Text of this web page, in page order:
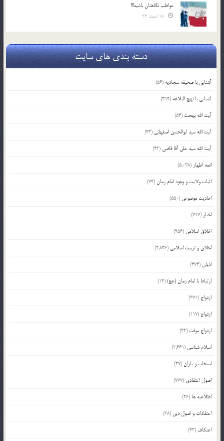
مواظب نگاهتان باشید!!!
دسته بندی های سایت
آشنایی با صحیفه سجادیه (56)
آشنایی با نهج البلاغه (392)
آیت الله بهجت (54)
آیت الله سید ابوالحسن اصفهانی (43)
آیت الله سید علی آقا قاضی (42)
ائمه اطهار (5,038)
اثبات ولایت و وجود امام زمان(73)
احادیث موضوعی (550)
اخبار (717)
اخلاق اسلامی (956)
اخلاق و تربیت اسلامی (2,836)
ادیان(474)
ارتباط با امام زمان (عج)(14)
ازدواج (371)
ازدواج (117)
ازدواج موقت (32)
اسلام شناسی (2,661)
اصحاب و یاران(37)
اصول اعتقادی (777)
اطلاعیه ها (26)
اعتقادات و اصول دین (28)
اعتکاف (43)